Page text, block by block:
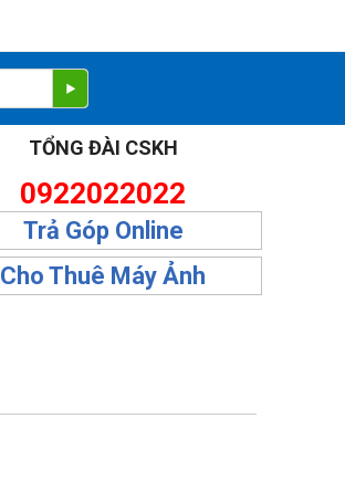
TỔNG ĐÀI CSKH
0922022022
Trả Góp Online
Cho Thuê Máy Ảnh